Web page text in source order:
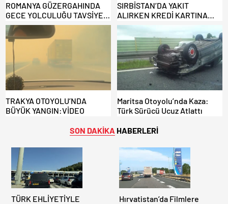
ROMANYA GÜZERGAHINDA
GECE YOLCULUĞU TAVSİYE
EDİLMİYOR: ALTERNATİF
KAPILAR ZAMAN
KAZANDIRIYOR!
SIRBİSTAN’DA YAKIT
ALIRKEN KREDİ KARTINA
DİKKAT: MAĞDUR OLMAYIN!
TRAKYA OTOYOLU’NDA
BÜYÜK YANGIN:VİDEO
Maritsa Otoyolu’nda Kaza:
Türk Sürücü Ucuz Atlattı
SON DAKİKA HABERLERİ
TÜRK EHLİYETİYLE
Hırvatistan’da Filmlere